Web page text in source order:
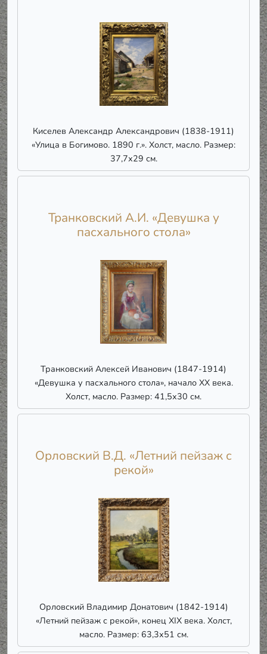
Киселев Александр Александрович (1838-1911)
«Улица в Богимово. 1890 г.». Холст, масло. Размер:
37,7х29 см.
Транковский А.И. «Девушка у
пасхального стола»
Транковский Алексей Иванович (1847-1914)
«Девушка у пасхального стола», начало ХХ века.
Холст, масло. Размер: 41,5х30 см.
Орловский В.Д. «Летний пейзаж с
рекой»
Орловский Владимир Донатович (1842-1914)
«Летний пейзаж с рекой», конец ХІХ века. Холст,
масло. Размер: 63,3х51 см.